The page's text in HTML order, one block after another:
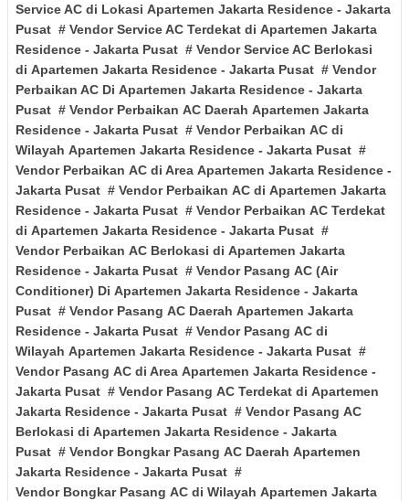
Service AC di Lokasi Apartemen Jakarta Residence - Jakarta
Pusat # Vendor Service AC Terdekat di Apartemen Jakarta
Residence - Jakarta Pusat # Vendor Service AC Berlokasi
di Apartemen Jakarta Residence - Jakarta Pusat # Vendor
Perbaikan AC Di Apartemen Jakarta Residence - Jakarta
Pusat # Vendor Perbaikan AC Daerah Apartemen Jakarta
Residence - Jakarta Pusat # Vendor Perbaikan AC di
Wilayah Apartemen Jakarta Residence - Jakarta Pusat #
Vendor Perbaikan AC di Area Apartemen Jakarta Residence -
Jakarta Pusat # Vendor Perbaikan AC di Apartemen Jakarta
Residence - Jakarta Pusat # Vendor Perbaikan AC Terdekat
di Apartemen Jakarta Residence - Jakarta Pusat #
Vendor Perbaikan AC Berlokasi di Apartemen Jakarta
Residence - Jakarta Pusat # Vendor Pasang AC (Air
Conditioner) Di Apartemen Jakarta Residence - Jakarta
Pusat # Vendor Pasang AC Daerah Apartemen Jakarta
Residence - Jakarta Pusat # Vendor Pasang AC di
Wilayah Apartemen Jakarta Residence - Jakarta Pusat #
Vendor Pasang AC di Area Apartemen Jakarta Residence -
Jakarta Pusat # Vendor Pasang AC Terdekat di Apartemen
Jakarta Residence - Jakarta Pusat # Vendor Pasang AC
Berlokasi di Apartemen Jakarta Residence - Jakarta
Pusat # Vendor Bongkar Pasang AC Daerah Apartemen
Jakarta Residence - Jakarta Pusat #
Vendor Bongkar Pasang AC di Wilayah Apartemen Jakarta